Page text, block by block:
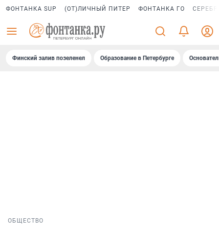
ФОНТАНКА SUP (ОТ)ЛИЧНЫЙ ПИТЕР ФОНТАНКА ГО
Финский залив позеленел Образование в Петербурге
ОБЩЕСТВО